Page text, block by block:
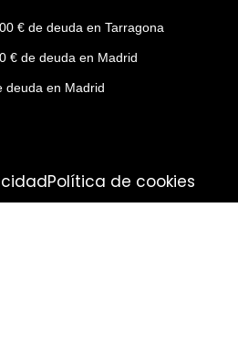
€ de deuda en Tarragona
€ de deuda en Madrid
deuda en Madrid
Política de cookies